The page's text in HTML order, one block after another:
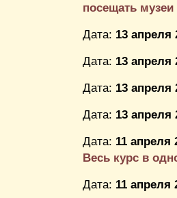
посещать музеи
Дата: 13 апреля
Дата: 13 апреля
Дата: 13 апреля
Дата: 13 апреля
Дата: 11 апреля
Весь курс в
Дата: 11 апреля